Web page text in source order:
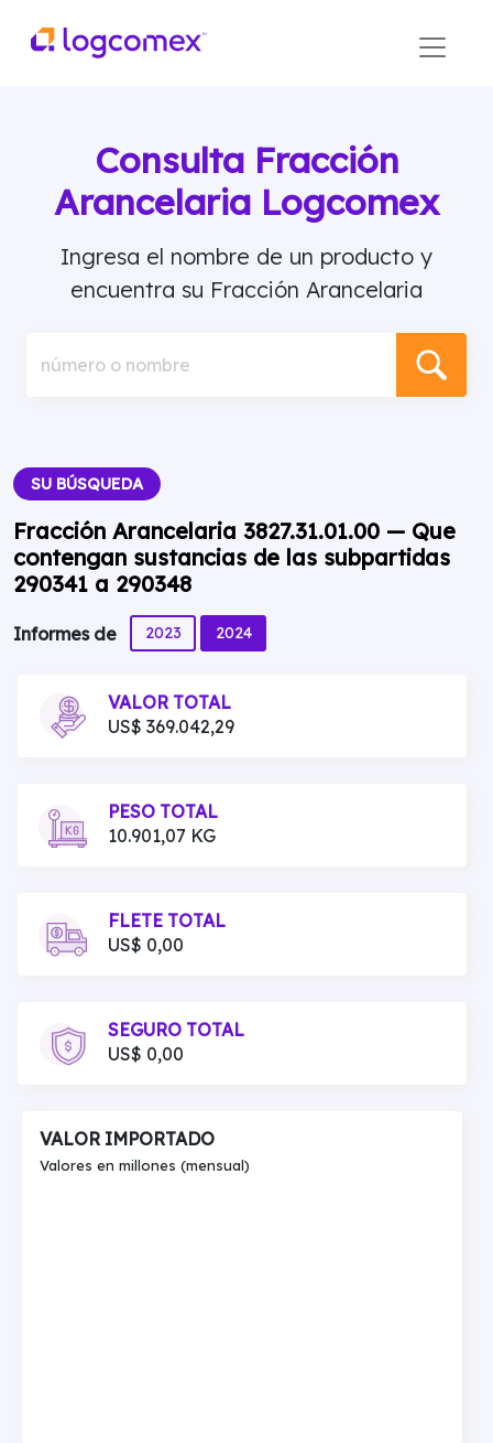
Consulta Fracción
Arancelaria Logcomex
Ingresa el nombre de un producto y
encuentra su Fracción Arancelaria
número o nombre
SU BÚSQUEDA
Fracción Arancelaria 3827.31.01.00 — Que
contengan sustancias de las subpartidas
290341 a 290348
Informes de 2023 2024
VALOR TOTAL
US$ 369.042,29
PESO TOTAL
10.901,07 KG
FLETE TOTAL
US$ 0,00
SEGURO TOTAL
US$ 0,00
VALOR IMPORTADO
Valores en millones (mensual)